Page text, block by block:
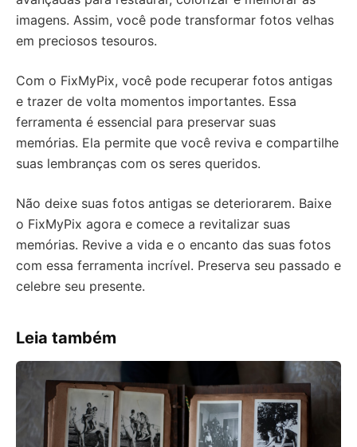
imagens. Assim, você pode transformar fotos velhas
em preciosos tesouros.
Com o FixMyPix, você pode recuperar fotos antigas
e trazer de volta momentos importantes. Essa
ferramenta é essencial para preservar suas
memórias. Ela permite que você reviva e compartilhe
suas lembranças com os seres queridos.
Não deixe suas fotos antigas se deteriorarem. Baixe
o FixMyPix agora e comece a revitalizar suas
memórias. Revive a vida e o encanto das suas fotos
com essa ferramenta incrível. Preserva seu passado e
celebre seu presente.
Leia também